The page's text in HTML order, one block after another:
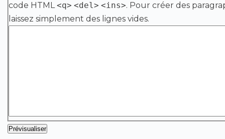
code HTML<q> <del> <ins>. Pour créer des
laissez simplement des lignes vides.